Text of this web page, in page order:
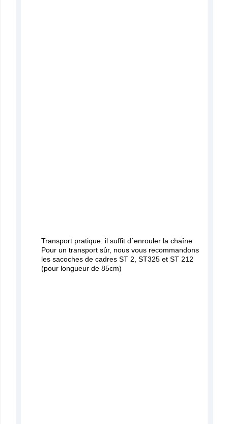
Transport pratique: il suffit d´enrouler la chaîne
Pour un transport sûr, nous vous recommandons
les sacoches de cadres ST 2, ST325 et ST 212
(pour longueur de 85cm)